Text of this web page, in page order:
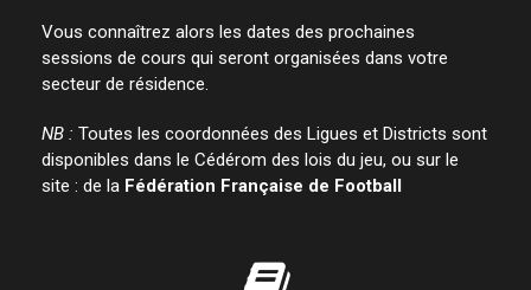
Vous connaîtrez alors les dates des prochaines
sessions de cours qui seront organisées dans votre
secteur de résidence.
NB : Toutes les coordonnées des Ligues et Districts sont
disponibles dans le Cédérom des lois du jeu, ou sur le
site : de la Fédération Française de Football